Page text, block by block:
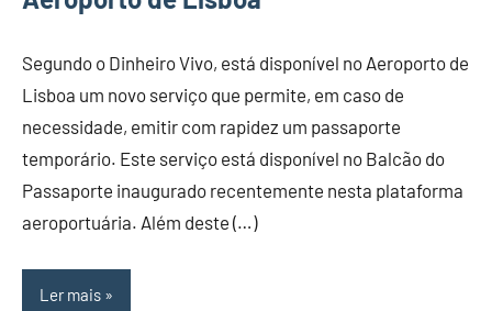
Segundo o Dinheiro Vivo, está disponível no Aeroporto de
Lisboa um novo serviço que permite, em caso de
necessidade, emitir com rapidez um passaporte
temporário. Este serviço está disponível no Balcão do
Passaporte inaugurado recentemente nesta plataforma
aeroportuária. Além deste (…)
Ler mais